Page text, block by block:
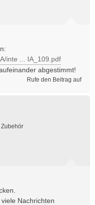
inte ... IA_109.pdf
abgestimmt!
Rufe den Beitrag auf
Zubehör
Nachrichten